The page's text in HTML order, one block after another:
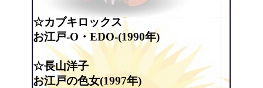
☆カブキロックス
お江戸-O・EDO-(1990年)
☆長山洋子
お江戸の色女(1997年)